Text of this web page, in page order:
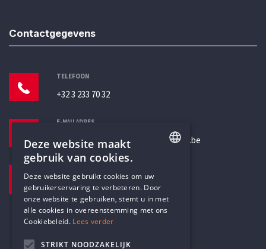
Contactgegevens
TELEFOON
+32 3 233 70 32
E-MAILADRES
secretariaat@humanistischverbond.be
Pottenbrug 4
Antwerpen, 2000
DUTCH
Deze website maakt
gebruik van cookies.
Deze website gebruikt cookies om uw
gebruikerservaring te verbeteren. Door
onze website te gebruiken, stemt u in met
alle cookies in overeenstemming met ons
Cookiebeleid. Lees verder
STRIKT NOODZAKELIJK